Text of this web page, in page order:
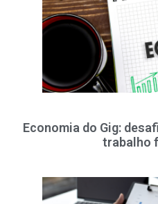
Economia do Gig:
trabalho